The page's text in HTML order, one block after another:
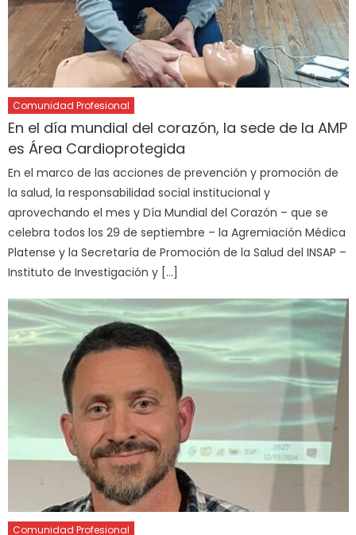
Comunidad Profesional
En el día mundial del corazón, la sede de la AMP
es Área Cardioprotegida
En el marco de las acciones de prevención y promoción de
la salud, la responsabilidad social institucional y
aprovechando el mes y Día Mundial del Corazón – que se
celebra todos los 29 de septiembre – la Agremiación Médica
Platense y la Secretaría de Promoción de la Salud del INSAP –
Instituto de Investigación y […]
Comunidad Profesional